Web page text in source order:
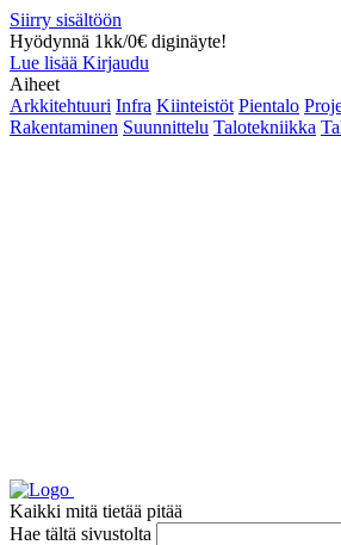
Siirry sisältöön
Hyödynnä 1kk/0€ diginäyte!
Lue lisää Kirjaudu
Aiheet
Arkkitehtuuri Infra Kiinteistöt Pientalo
Rakentaminen Suunnittelu Talotekniikka
Kaikki mitä tietää pitää
Hae tältä sivustolta